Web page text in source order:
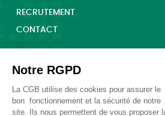
RECRUTEMENT
CONTACT
Notre RGPD
La CGB utilise des cookies pour assurer le
bon fonctionnement et la sécurité de notre
site. Ils nous permettent de vous proposer